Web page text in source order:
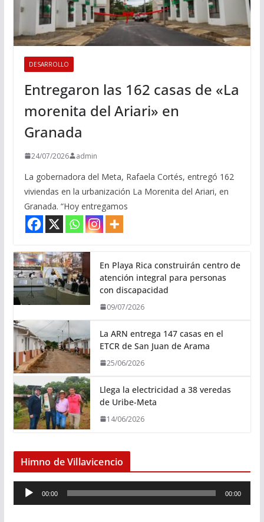
DESARROLLO
Entregaron las 162 casas de «La
morenita del Ariari» en
Granada
24/07/2026 admin
La gobernadora del Meta, Rafaela Cortés, entregó 162
viviendas en la urbanización La Morenita del Ariari, en
Granada. “Hoy entregamos
En Playa Rica construirán centro de
atención integral para personas
con discapacidad
09/07/2026
La ARN entrega 147 casas en el
ETCR de San Juan de Arama
25/06/2026
Llega la electricidad a 38 veredas
de Uribe-Meta
14/06/2026
Himno de Villavicencio
e
00:00 00:00